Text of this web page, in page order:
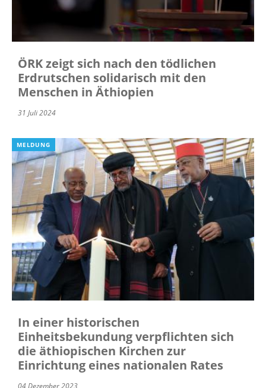
ÖRK zeigt sich nach den tödlichen
Erdrutschen solidarisch mit den
Menschen in Äthiopien
31 Juli 2024
MELDUNG
In einer historischen
Einheitsbekundung verpflichten sich
die äthiopischen Kirchen zur
Einrichtung eines nationalen Rates